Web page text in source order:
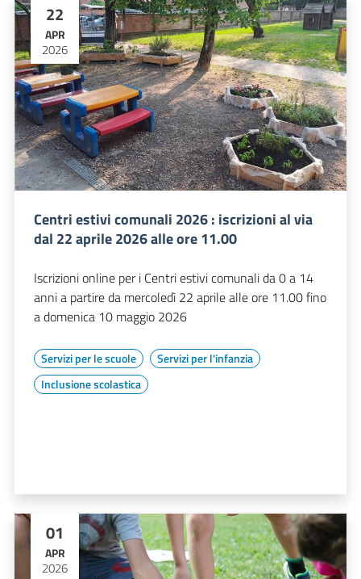
22
APR
2026
Centri estivi comunali 2026 : iscrizioni al via
dal 22 aprile 2026 alle ore 11.00
Iscrizioni online per i Centri estivi comunali da 0 a 14
anni a partire da mercoledì 22 aprile alle ore 11.00 fino
a domenica 10 maggio 2026
Servizi per le scuole
Servizi per l'infanzia
Inclusione scolastica
01
APR
2026